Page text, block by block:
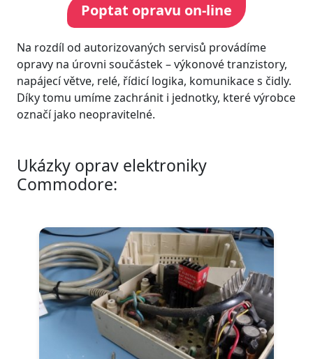
Poptat opravu on-line
Na rozdíl od autorizovaných servisů provádíme
opravy na úrovni součástek – výkonové tranzistory,
napájecí větve, relé, řídicí logika, komunikace s čidly.
Díky tomu umíme zachránit i jednotky, které výrobce
označí jako neopravitelné.
Ukázky oprav elektroniky
Commodore: